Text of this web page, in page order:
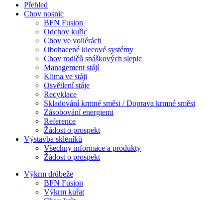
Přehled
Chov nosnic
BFN Fusion
Odchov kuřic
Chov ve voliérách
Obohacené klecové systémy
Chov rodičů snáškových slepic
Management stájí
Klima ve stáji
Osvětlení stáje
Recyklace
Skladování krmné směsi / Doprava krmné směsi
Zásobování energiemi
Reference
Žádost o prospekt
Výstavba skleníků
Všechny informace a produkty
Žádost o prospekt
Výkrm drůbeže
BFN Fusion
Výkrm kuřat